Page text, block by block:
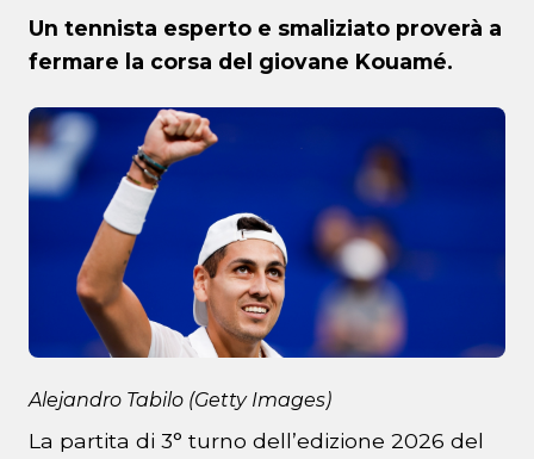
Un tennista esperto e smaliziato proverà a
fermare la corsa del giovane Kouamé.
Alejandro Tabilo (Getty Images)
La partita di 3° turno dell’edizione 2026 del